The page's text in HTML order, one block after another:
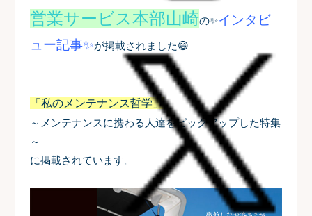
営業サービス本部山崎の✨インタビ
ュー記事✨が掲載されました😄
「私のメンテナンス哲学」
～メンテナンスに携わる人達をピックアップした特集
～
に掲載されています。